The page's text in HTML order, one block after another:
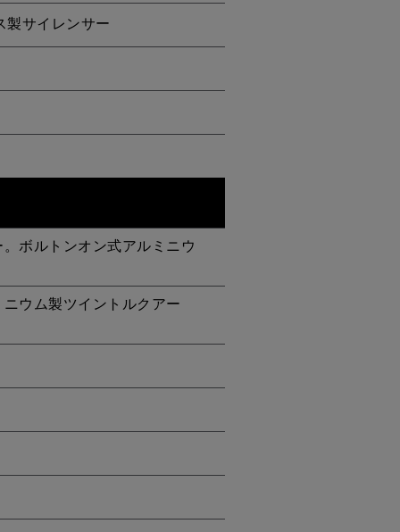
製サイレンサー
ボルトンオン式アルミニウ
ウム製ツイントルクアー